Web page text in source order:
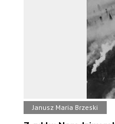
Janusz Maria Brzeski